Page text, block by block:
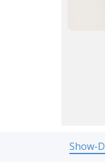
Show-